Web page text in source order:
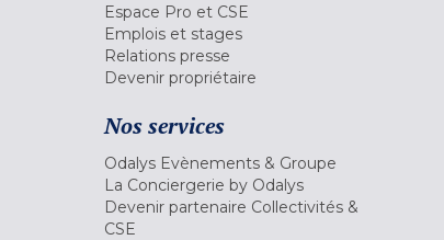
Espace Pro et CSE
Emplois et stages
Relations presse
Devenir propriétaire
Nos services
Odalys Evènements & Groupe
La Conciergerie by Odalys
Devenir partenaire Collectivités &
CSE